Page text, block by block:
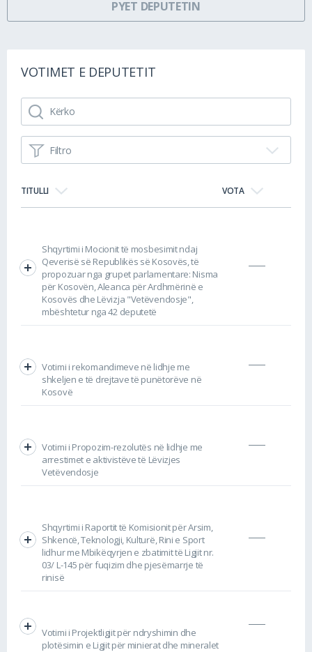
PYET DEPUTETIN
VOTIMET E DEPUTETIT
Filtro
TITULLI VOTA
Shqyrtimi i Mocionit të mosbesimit ndaj
Qeverisë së Republikës së Kosovës, të
propozuar nga grupet parlamentare: Nisma
për Kosovën, Aleanca për Ardhmërinë e
Kosovës dhe Lëvizja "Vetëvendosje",
mbështetur nga 42 deputetë
Votimi i rekomandimeve në lidhje me
shkeljen e të drejtave të punëtorëve në
Kosovë
Votimi i Propozim-rezolutës në lidhje me
arrestimet e aktivistëve të Lëvizjes
Vetëvendosje
Shqyrtimi i Raportit të Komisionit për Arsim,
Shkencë, Teknologji, Kulturë, Rini e Sport
lidhur me Mbikëqyrjen e zbatimit të Ligjit nr.
03/ L-145 për fuqizim dhe pjesëmarrje të
rinisë
Votimi i Projektligjit për ndryshimin dhe
plotësimin e Ligjit për minierat dhe mineralet